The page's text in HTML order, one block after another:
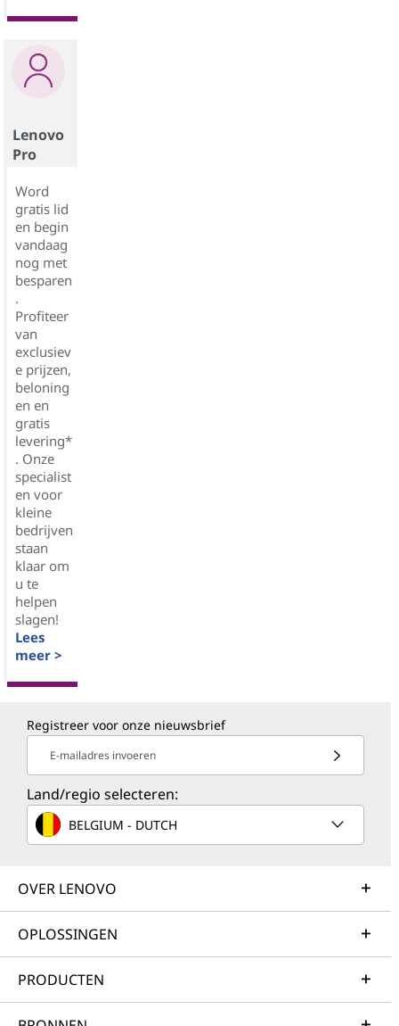
Lenovo
Pro
Word
gratis lid
en begin
vandaag
nog met
besparen
.
Profiteer
van
exclusiev
e prijzen,
beloning
en en
gratis
levering*
. Onze
specialist
en voor
kleine
bedrijven
staan
klaar om
u te
helpen
slagen!
Lees
meer >
Registreer voor onze nieuwsbrief
E-mailadres invoeren
Land/regio selecteren:
BELGIUM - DUTCH
OVER LENOVO
OPLOSSINGEN
PRODUCTEN